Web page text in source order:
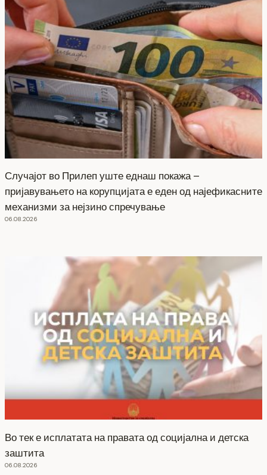
Случајот во Прилеп уште еднаш покажа –
пријавувањето на корупцијата е еден од најефикасните
механизми за нејзино спречување
06.08.2026
Во тек е исплатата на правата од социјална и детска
заштита
06.08.2026